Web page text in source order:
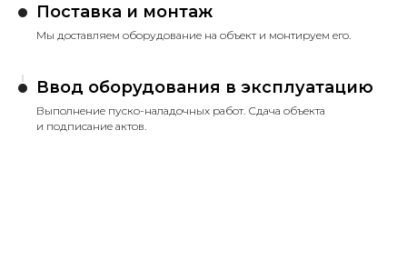
Поставка и монтаж
Мы доставляем оборудование на объект и монтируем его.
Ввод оборудования в эксплуатацию
Выполнение пуско-наладочных работ. Сдача объекта
и подписание актов.